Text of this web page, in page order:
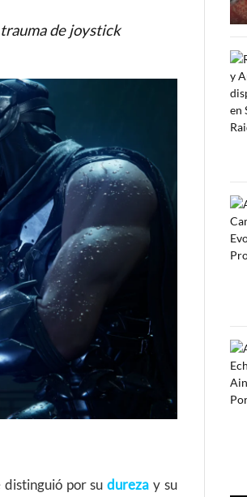
trauma de joystick
distinguió por sudureza y su